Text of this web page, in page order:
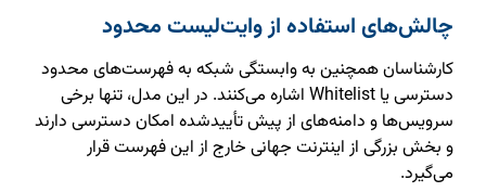
چالش‌های استفاده از وایت‌لیست محدود
کارشناسان همچنین به وابستگی شبکه به فهرست‌های محدود
دسترسی یا Whitelist اشاره می‌کنند. در این مدل، تنها برخی
سرویس‌ها و دامنه‌های از پیش تأییدشده امکان دسترسی دارند
و بخش بزرگی از اینترنت جهانی خارج از این فهرست قرار
می‌گیرد.